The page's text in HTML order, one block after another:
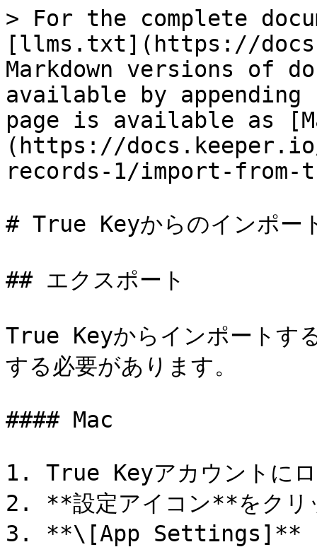
> For the complete
[llms.txt](https://
Markdown versions of
available by
page is available as
(https://
records-1/import-from-
# True Keyからのインポー
## エクスポート
True Keyからインポートす
する必要があります。
#### Mac
1. True Keyアカウントにロ
2. **設定アイコン**をクリ
3. **\[App Settings]** (